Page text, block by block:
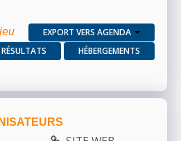
EXPORT VERS AGENDA
RÉSULTATS
HÉBERGEMENTS